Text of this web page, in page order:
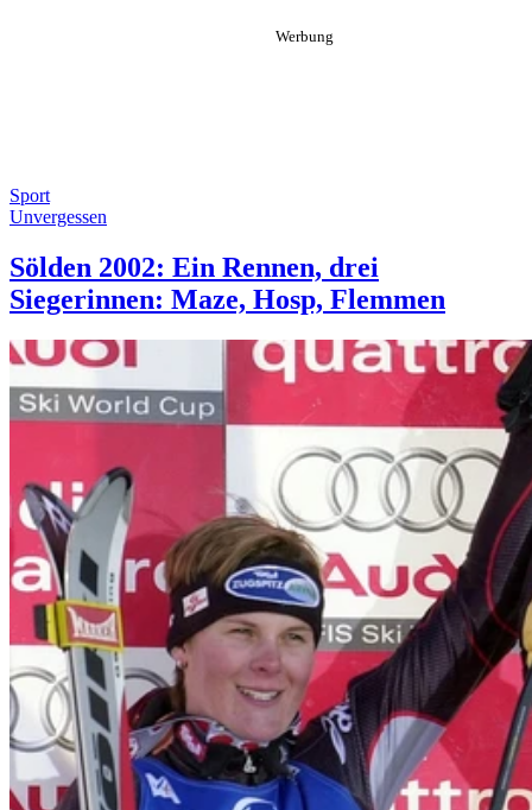
Sport
Unvergessen
Sölden 2002: Ein Rennen, drei
Siegerinnen: Maze, Hosp, Flemmen